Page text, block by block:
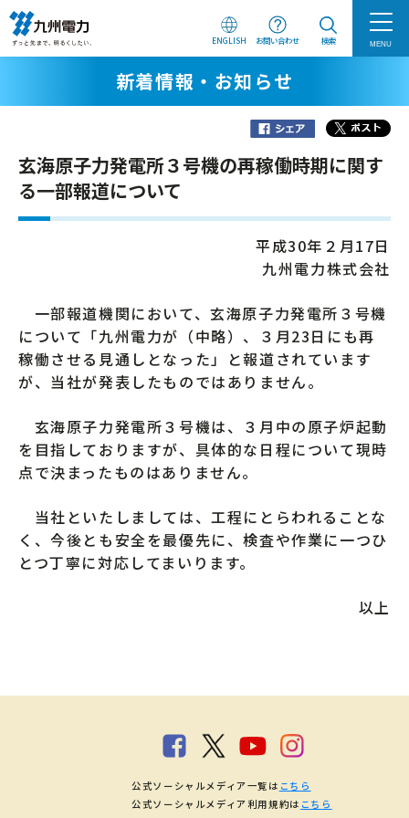
ENGLISH お問い合わせ 検索 MENU
新着情報・お知らせ
玄海原子力発電所３号機の再稼働時期に関す
る一部報道について
平成30年２月17日
九州電力株式会社
一部報道機関において、玄海原子力発電所３号機
について「九州電力が（中略）、３月23日にも再
稼働させる見通しとなった」と報道されています
が、当社が発表したものではありません。
玄海原子力発電所３号機は、３月中の原子炉起動
を目指しておりますが、具体的な日程について現時
点で決まったものはありません。
当社といたしましては、工程にとらわれることな
く、今後とも安全を最優先に、検査や作業に一つひ
とつ丁寧に対応してまいります。
以上
公式ソーシャルメディア一覧は こちら
公式ソーシャルメディア利用規約は こちら